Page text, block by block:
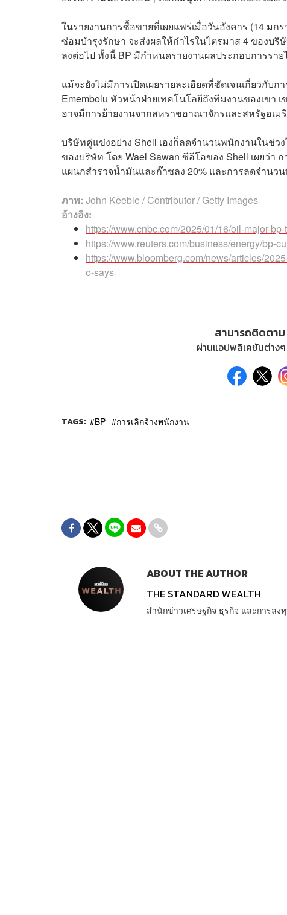
ในรายงานการซื้อขายที่เผยแพร่เมื่อวันอังคาร (14 ม
ซ่อมบำรุงรักษา จะส่งผลให้กำไรในไตรมาส 4 ของบ
ลงต่อไป ทั้งนี้ BP มีกำหนดรายงานผลประกอบการร
แม้จะยังไม่มีการเปิดเผยรายละเอียดที่ชัดเจนเกี่ยวกั
Emembolu หัวหน้าฝ่ายเทคโนโลยีถึงทีมงานของเข
อาจมีการย้ายงานจากสหราชอาณาจักรและสหรัฐอเมริ
บริษัทคู่แข่งอย่าง Shell เองก็ลดจำนวนพนักงานในช่
ของบริษัท โดย Wael Sawan ซีอีโอของ Shell เผยว่
แผนกสำรวจน้ำมันและก๊าซลง 20% และการลดจำนว
ภาพ: John Keeble / Contributor / Getty Images
อ้างอิง:
https://www.cnbc.com/2025/01/16/oil-major-
https://www.reuters.com/business/energy/bp-
https://www.bloomberg.com/news/articles/
o-says
สามารถติดตาม
ผ่านแอปพลิเคชันต่าง
TAGS: BP การเลิกจ้างพนักงาน
ABOUT THE AUTHOR
THE STANDARD WEALTH
สำนักข่าวเศรษฐกิจ ธุรกิจ และการลง